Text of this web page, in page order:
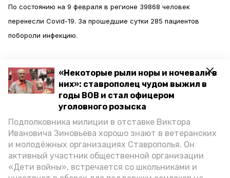
«Некоторые рыли норы и ночевали в
них»: ставрополец чудом выжил в
годы ВОВ и стал офицером
уголовного розыска
Подполковника милиции в отставке Виктора
Ивановича Зиновьева хорошо знают в ветеранских
и молодёжных организациях Ставрополья. Он
активный участник общественной организации
«Дети войны», встречается со школьниками и
По состоянию на 9 февраля в регионе 39868 человек
перенесли Covid-19. За прошедшие сутки 285 пациентов
побороли инфекцию.
заболеваний зарегистрировано 220. Кроме того, шесть
человек погибли от инфекции.
«Врачи борются за жизнь каждого, но, к сожалению, болезнь
все ещё несёт опасность. Глубокие соболезнования родным и
близким», — сказал губернатор Ставропольского края
Владимир Владимиров.